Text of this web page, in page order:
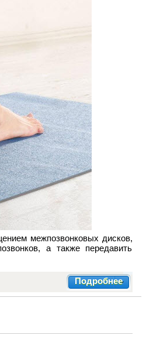
межпозвонковых дисков,
а также передавить
Подробнее